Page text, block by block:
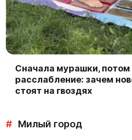
Сначала мурашки,
расслабление: зачем
стоят на гвоздях
# Милый город